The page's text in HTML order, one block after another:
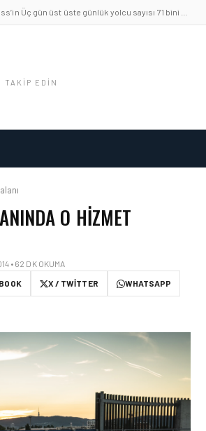
TAKIP EDIN
O HIZMET
• 62 DK OKUMA
X / TWITTER WHATSAPP